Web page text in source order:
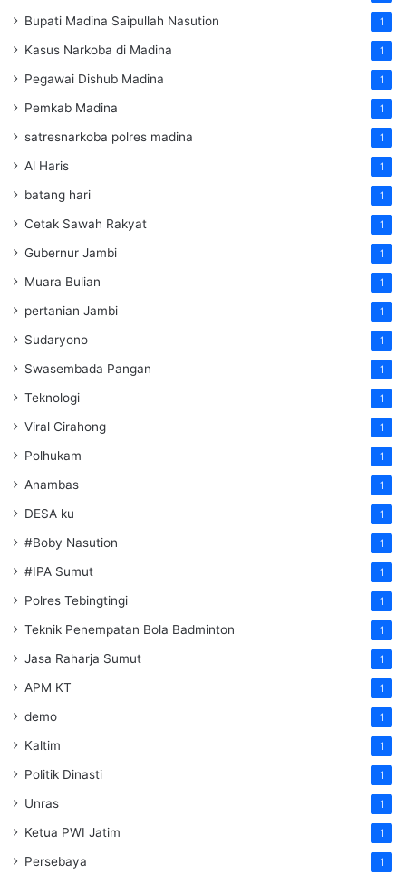
Bupati Madina Saipullah Nasution 1
Kasus Narkoba di Madina 1
Pegawai Dishub Madina 1
Pemkab Madina 1
satresnarkoba polres madina 1
Al Haris 1
batang hari 1
Cetak Sawah Rakyat 1
Gubernur Jambi 1
Muara Bulian 1
pertanian Jambi 1
Sudaryono 1
Swasembada Pangan 1
Teknologi 1
Viral Cirahong 1
Polhukam 1
Anambas 1
DESA ku 1
#Boby Nasution 1
#IPA Sumut 1
Polres Tebingtingi 1
Teknik Penempatan Bola Badminton 1
Jasa Raharja Sumut 1
APM KT 1
demo 1
Kaltim 1
Politik Dinasti 1
Unras 1
Ketua PWI Jatim 1
Persebaya 1